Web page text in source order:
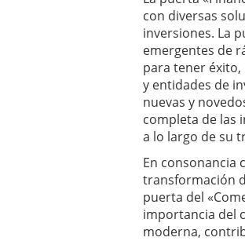
con diversas
inversiones. La
emergentes de
para tener éxito,
y entidades de
nuevas y
completa de las
a lo largo de su
En consonancia
transformación
puerta del
importancia del
moderna,